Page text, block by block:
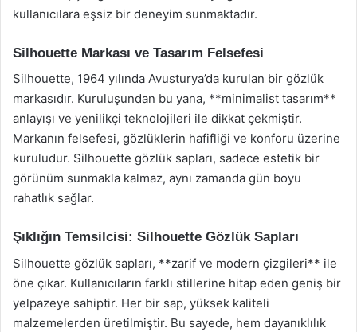
kullanıcılara eşsiz bir deneyim sunmaktadır.
Silhouette Markası ve Tasarım Felsefesi
Silhouette, 1964 yılında Avusturya’da kurulan bir gözlük
markasıdır. Kuruluşundan bu yana, **minimalist tasarım**
anlayışı ve yenilikçi teknolojileri ile dikkat çekmiştir.
Markanın felsefesi, gözlüklerin hafifliği ve konforu üzerine
kuruludur. Silhouette gözlük sapları, sadece estetik bir
görünüm sunmakla kalmaz, aynı zamanda gün boyu
rahatlık sağlar.
Şıklığın Temsilcisi: Silhouette Gözlük Sapları
Silhouette gözlük sapları, **zarif ve modern çizgileri** ile
öne çıkar. Kullanıcıların farklı stillerine hitap eden geniş bir
yelpazeye sahiptir. Her bir sap, yüksek kaliteli
malzemelerden üretilmiştir. Bu sayede, hem dayanıklılık